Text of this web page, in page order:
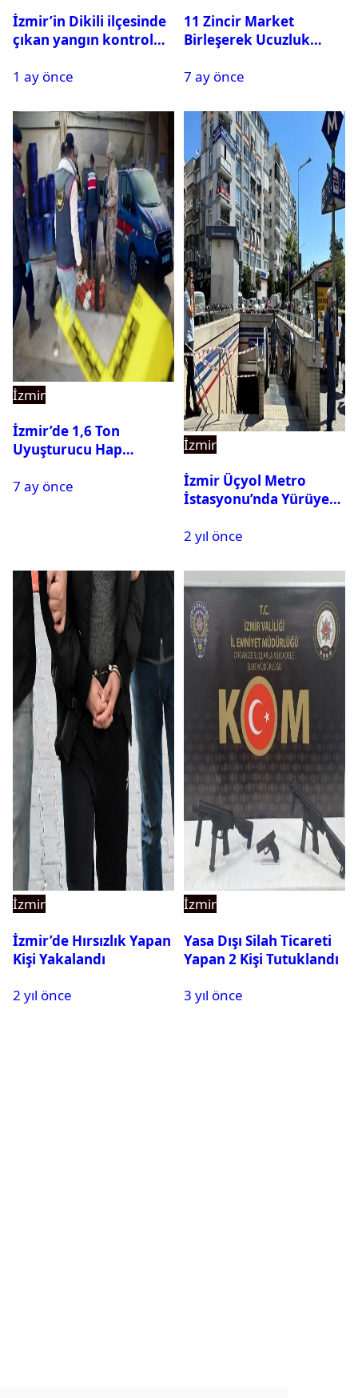
İzmir’in Dikili ilçesinde
çıkan yangın kontrol
1 ay önce
11 Zincir Market
Birleşerek Ucuzluk
7 ay önce
İzmir
İzmir’de 1,6 Ton
Uyuşturucu Hap
Geçirildi
7 ay önce
İzmir
İzmir Üçyol Metro
İstasyonu’nda Yürüyen
Yaralandı
2 yıl önce
İzmir
İzmir’de Hırsızlık Yapan
Kişi Yakalandı
2 yıl önce
İzmir
Yasa Dışı Silah Ticareti
Yapan 2 Kişi Tutuklandı
3 yıl önce